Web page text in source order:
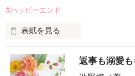
酔った勢いで一夜を共にしてし
さらに、美桜が初めてだと知っ
『責任をとる、結婚しよう』
戸惑う美桜とは裏腹に、好きと
甘やかしてくる。
#ハッピーエンド
表紙を見る
おかしな噂を流されて前の職
桜は、海外で傷心旅行をしてい
返事も溺愛